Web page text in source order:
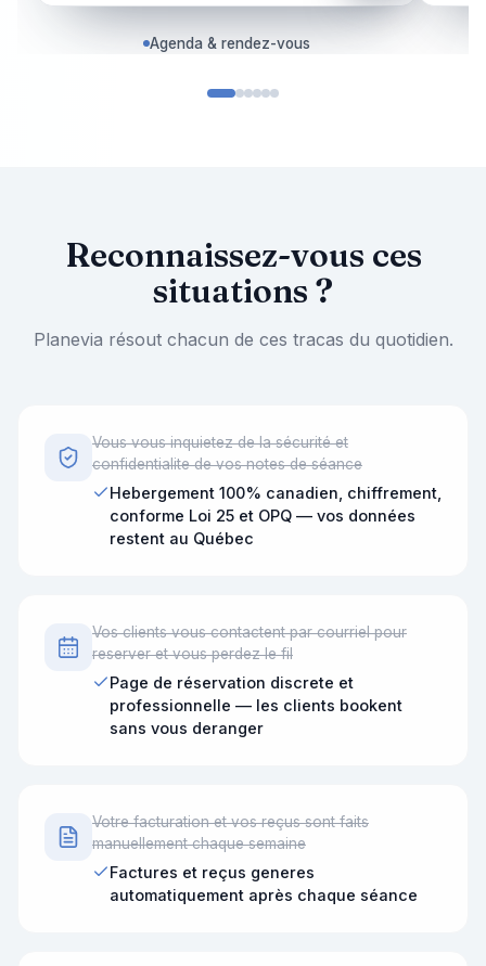
Agenda & rendez-vous
Reconnaissez-vous ces
situations ?
Planevia résout chacun de ces tracas du quotidien.
Vous vous inquietez de la sécurité et
confidentialite de vos notes de séance
Hebergement 100% canadien, chiffrement,
conforme Loi 25 et OPQ — vos données
restent au Québec
Vos clients vous contactent par courriel pour
reserver et vous perdez le fil
Page de réservation discrete et
professionnelle — les clients bookent
sans vous deranger
Votre facturation et vos reçus sont faits
manuellement chaque semaine
Factures et reçus generes
automatiquement après chaque séance